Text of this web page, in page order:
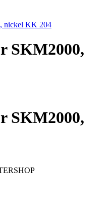
nickel KK 204
SKM2000,
SKM2000,